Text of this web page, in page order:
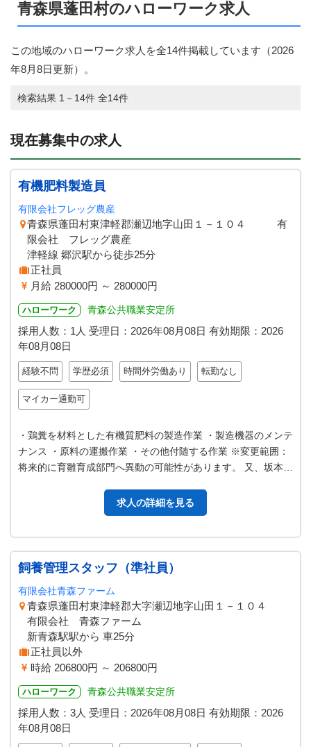
青森県蓬田村のハローワーク求人
この地域のハローワーク求人を全14件掲載しています（2026
年8月8日更新）。
検索結果 1－14件 全14件
現在募集中の求人
有機肥料製造員
有限会社フレッグ農産
青森県蓬田村東津軽郡瀬辺地字山田１－１０４ 有
限会社 フレッグ農産
津軽線 郷沢駅から徒歩25分
正社員
月給 280000円 ～ 280000円
ハローワーク 青森公共職業安定所
採用人数：1人 受理日： 2026年08月08日 有効期限： 2026
年08月08日
経験不問 学歴必須 時間外労働あり 転勤なし
マイカー通勤可
・鶏糞を材料とした有機質肥料の製造作業 ・製造機器のメンテ
ナンス ・原料の運搬作業 ・その他付随する作業 ※変更範囲：
将来的に育雛育成部門へ異動の可能性があります。 又、坂本養
求人の詳細を見る
飼養管理スタッフ（準社員）
有限会社青森ファーム
青森県蓬田村東津軽郡大字瀬辺地字山田１－１０４
有限会社 青森ファーム
新青森駅駅から 車25分
正社員以外
時給 206800円 ～ 206800円
ハローワーク 青森公共職業安定所
採用人数：3人 受理日： 2026年08月08日 有効期限： 2026
年08月08日